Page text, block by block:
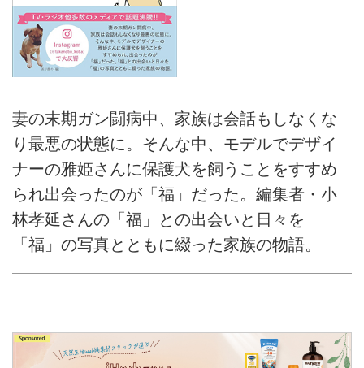
妻の末期ガン闘病中、家族は会話もしなくな
り最悪の状態に。そんな中、モデルでデザイ
ナーの雅姫さんに保護犬を飼うことをすすめ
られ出会ったのが「福」だった。編集者・小
林孝延さんの「福」との出会いと日々を
「福」の写真とともに綴った家族の物語。